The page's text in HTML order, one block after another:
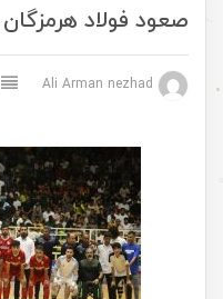
صعود فولاد